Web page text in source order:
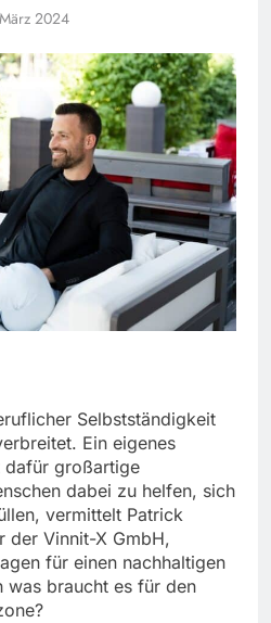
2024
Selbstständigkeit
Ein eigenes
dafür großartige
dabei zu helfen, sich
vermittelt Patrick
der Vinnit-X GmbH,
für einen nachhaltigen
was braucht es für den